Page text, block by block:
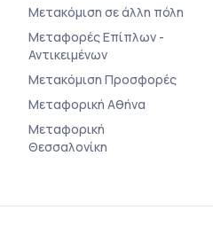
Μετακόμιση σε άλλη πόλη
Μεταφορές Επίπλων -
Αντικειμένων
Μετακόμιση Προσφορές
Μεταφορική Αθήνα
Μεταφορική
Θεσσαλονίκη